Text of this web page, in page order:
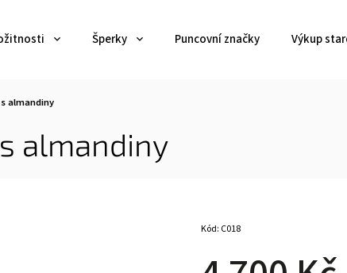
Šperky Puncovní značky Výkup
almandiny
almandiny
Kód: C018